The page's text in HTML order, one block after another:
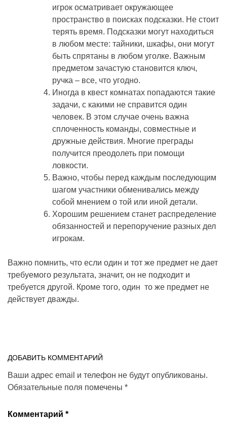
игрок осматривает окружающее
пространство в поисках подсказки. Не стоит
терять время. Подсказки могут находиться
в любом месте: тайники, шкафы, они могут
быть спрятаны в любом уголке. Важным
предметом зачастую становится ключ,
ручка – все, что угодно.
Иногда в квест комнатах попадаются такие
задачи, с какими не справится один
человек. В этом случае очень важна
сплоченность команды, совместные и
дружные действия. Многие преграды
получится преодолеть при помощи
ловкости.
Важно, чтобы перед каждым последующим
шагом участники обменивались между
собой мнением о той или иной детали.
Хорошим решением станет распределение
обязанностей и перепоручение разных дел
игрокам.
Важно помнить, что если один и тот же предмет не дает
требуемого результата, значит, он не подходит и
требуется другой. Кроме того, один то же предмет не
действует дважды.
ДОБАВИТЬ КОММЕНТАРИЙ
Ваши адрес email и телефон не будут опубликованы.
Обязательные поля помечены *
Комментарий *